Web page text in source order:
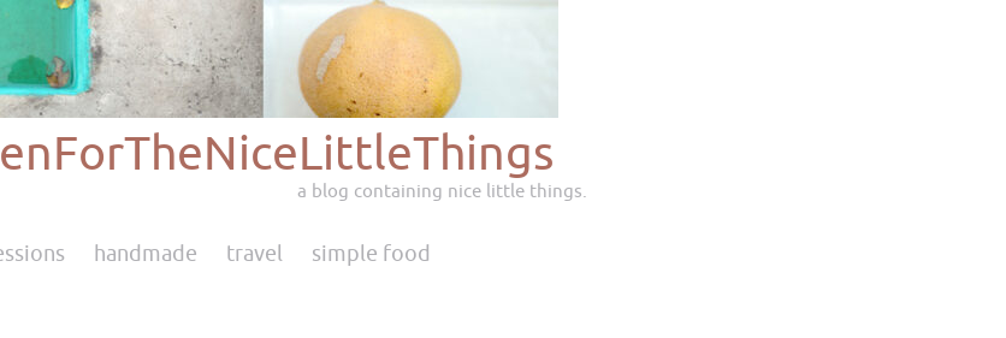
a blog containing nice little things.
handmade travel simple food